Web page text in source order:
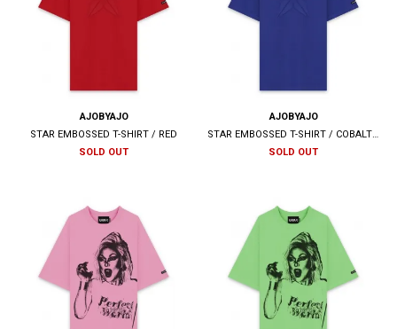
AJOBYAJO
STAR EMBOSSED T-SHIRT / RED
SOLD OUT
AJOBYAJO
STAR EMBOSSED T-SHIRT / COBALT BLUE
SOLD OUT